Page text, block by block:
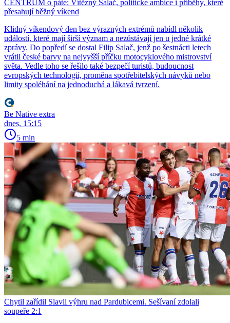
CENTRUM o páté: Vítězný Salač, politické ambice i příběhy, které
přesahují běžný víkend
Klidný víkendový den bez výrazných extrémů nabídl několik
událostí, které mají širší význam a nezůstávají jen u jedné krátké
zprávy. Do popředí se dostal Filip Salač, jenž po šestnácti letech
vrátil české barvy na nejvyšší příčku motocyklového mistrovství
světa. Vedle toho se řešilo také bezpečí turistů, budoucnost
evropských technologií, proměna spotřebitelských návyků nebo
limity spoléhání na jednoduchá a lákavá tvrzení.
Be Native extra
dnes, 15:15
5 min
Chytil zařídil Slavii výhru nad Pardubicemi. Sešívaní zdolali
soupeře 2:1